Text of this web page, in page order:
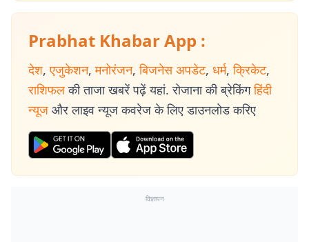
Prabhat Khabar App :
देश, एजुकेशन, मनोरंजन, बिजनेस अपडेट, धर्म, क्रिकेट,
राशिफल की ताजा खबरें पढ़ें यहां. रोजाना की ब्रेकिंग हिंदी
न्यूज और लाइव न्यूज कवरेज के लिए डाउनलोड करिए
विज्ञापन